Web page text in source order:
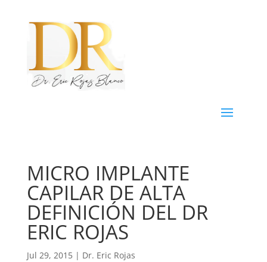
MICRO IMPLANTE
CAPILAR DE ALTA
DEFINICIÓN DEL DR
ERIC ROJAS
Jul 29, 2015| Dr. Eric Rojas